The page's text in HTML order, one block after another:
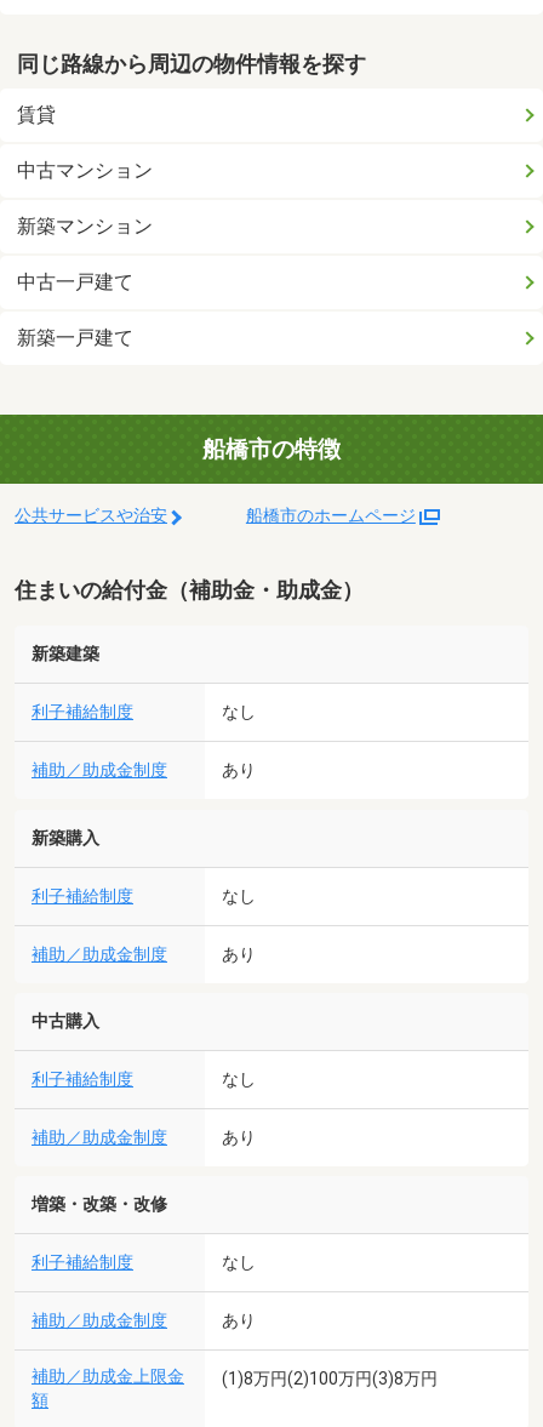
同じ路線から周辺の物件情報を探す
賃貸
中古マンション
新築マンション
中古一戸建て
新築一戸建て
船橋市の特徴
公共サービスや治安 船橋市のホームページ
住まいの給付金（補助金・助成金）
新築建築
利子補給制度 なし
補助／助成金制度 あり
新築購入
利子補給制度 なし
補助／助成金制度 あり
中古購入
利子補給制度 なし
補助／助成金制度 あり
増築・改築・改修
利子補給制度 なし
補助／助成金制度 あり
補助／助成金上限金
額
(1)8万円(2)100万円(3)8万円